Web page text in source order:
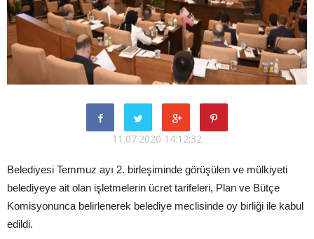
11.07.2020 14:12:32
Belediyesi Temmuz ayı 2. birleşiminde görüşülen ve mülkiyeti
belediyeye ait olan işletmelerin ücret tarifeleri, Plan ve Bütçe
Komisyonunca belirlenerek belediye meclisinde oy birliği ile kabul
edildi.